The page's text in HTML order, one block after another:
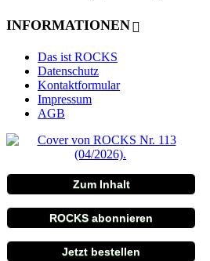
INFORMATIONEN
Das ist ROCKS
Datenschutz
Kontaktformular
Impressum
AGB
Zum Inhalt
ROCKS abonnieren
Jetzt bestellen